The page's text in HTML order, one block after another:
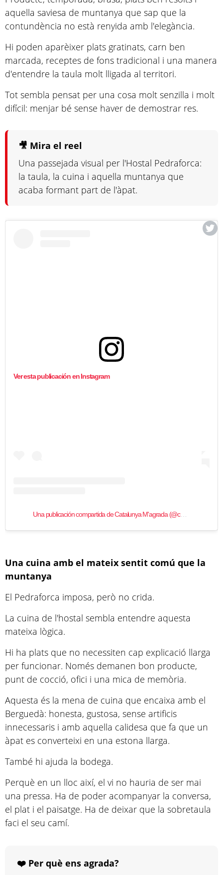
aquella saviesa de muntanya que sap que la
contundència no està renyida amb l'elegància.
Hi poden aparèixer plats gratinats, carn ben
marcada, receptes de fons tradicional i una manera
d'entendre la taula molt lligada al territori.
Tot sembla pensat per una cosa molt senzilla i molt
difícil: menjar bé sense haver de demostrar res.
🎥 Mira el reel
Una passejada visual per l'Hostal Pedraforca:
la taula, la cuina i aquella muntanya que
acaba formant part de l'àpat.
Ver esta publicación en Instagram
Una publicación compartida de Catalunya M'agrada (@catalunya.magrada)
Una cuina amb el mateix sentit comú que la
muntanya
El Pedraforca imposa, però no crida.
La cuina de l'hostal sembla entendre aquesta
mateixa lògica.
Hi ha plats que no necessiten cap explicació llarga
per funcionar. Només demanen bon producte,
punt de cocció, ofici i una mica de memòria.
Aquesta és la mena de cuina que encaixa amb el
Berguedà: honesta, gustosa, sense artificis
innecessaris i amb aquella calidesa que fa que un
àpat es converteixi en una estona llarga.
També hi ajuda la bodega.
Perquè en un lloc així, el vi no hauria de ser mai
una pressa. Ha de poder acompanyar la conversa,
el plat i el paisatge. Ha de deixar que la sobretaula
faci el seu camí.
❤️ Per què ens agrada?